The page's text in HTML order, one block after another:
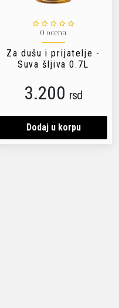
0 ocena
Za dušu i prijatelje -
Suva šljiva 0.7L
3.200 rsd
Dodaj u korpu